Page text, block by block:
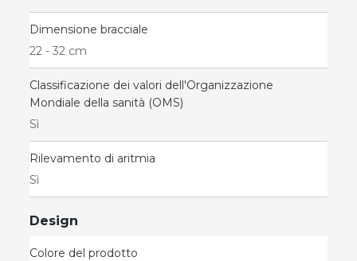
Dimensione bracciale
22 - 32 cm
Classificazione dei valori dell'Organizzazione
Mondiale della sanità (OMS)
Sì
Rilevamento di aritmia
Sì
Design
Colore del prodotto